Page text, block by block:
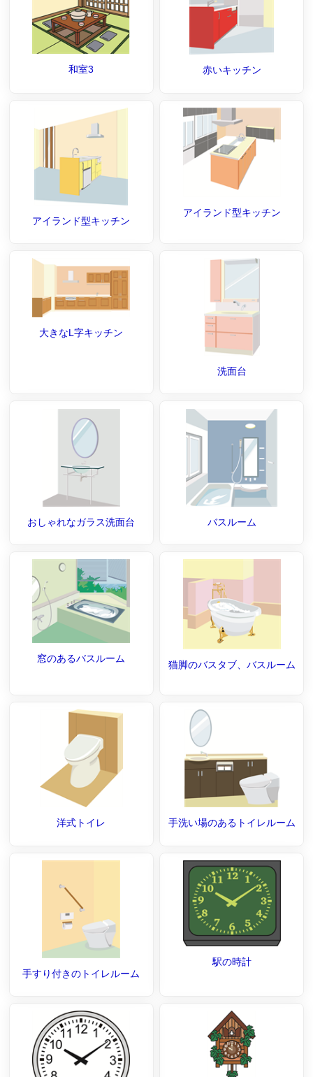
和室3 赤いキッチン
アイランド型キッチン
アイランド型キッチン
大きなL字キッチン
洗面台
おしゃれなガラス洗面台 バスルーム
窓のあるバスルーム
猫脚のバスタブ、バスルーム
洋式トイレ 手洗い場のあるトイレルーム
手すり付きのトイレルーム
駅の時計